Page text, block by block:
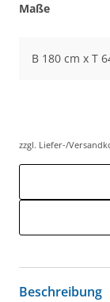
Maße
B 180 cm x T
zzgl. Liefer-/
Beschreibung